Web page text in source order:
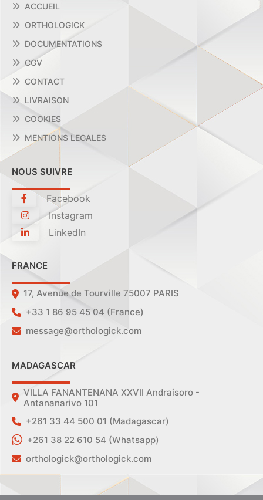
ACCUEIL
ORTHOLOGICK
DOCUMENTATIONS
CGV
CONTACT
LIVRAISON
COOKIES
MENTIONS LEGALES
NOUS SUIVRE
Facebook
Instagram
LinkedIn
FRANCE
17, Avenue de Tourville 75007 PARIS
+33 1 86 95 45 04 (France)
message@orthologick.com
MADAGASCAR
VILLA FANANTENANA XXVII Andraisoro -
Antananarivo 101
+261 33 44 500 01 (Madagascar)
+261 38 22 610 54 (Whatsapp)
orthologick@orthologick.com